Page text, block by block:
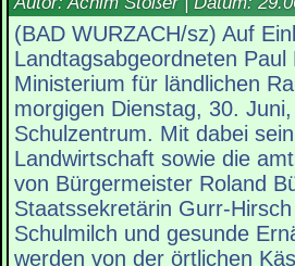
(BAD WURZACH/sz) Auf
Landtagsabgeordneten
Ministerium für ländlichen
morgigen Dienstag, 30.
Schulzentrum. Mit dabei
Landwirtschaft sowie die
von Bürgermeister Roland
Staatssekretärin Gurr-
Schulmilch und gesunde
werden von der örtlichen